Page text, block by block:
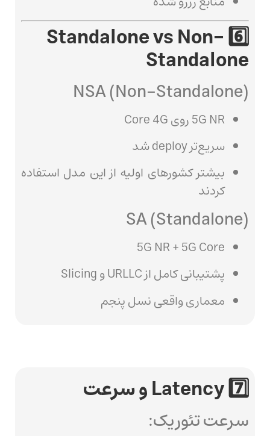
6️⃣ Standalone vs Non-
Standalone
NSA (Non-Standalone)
5G NR روی Core 4G
سریع‌تر deploy شد
بیشتر کشورهای اولیه از این مدل استفاده
کردند
SA (Standalone)
5G NR + 5G Core
پشتیبانی کامل از URLLC و Slicing
معماری واقعی نسل پنجم
7️⃣ Latency و سرعت
سرعت تئوریک: